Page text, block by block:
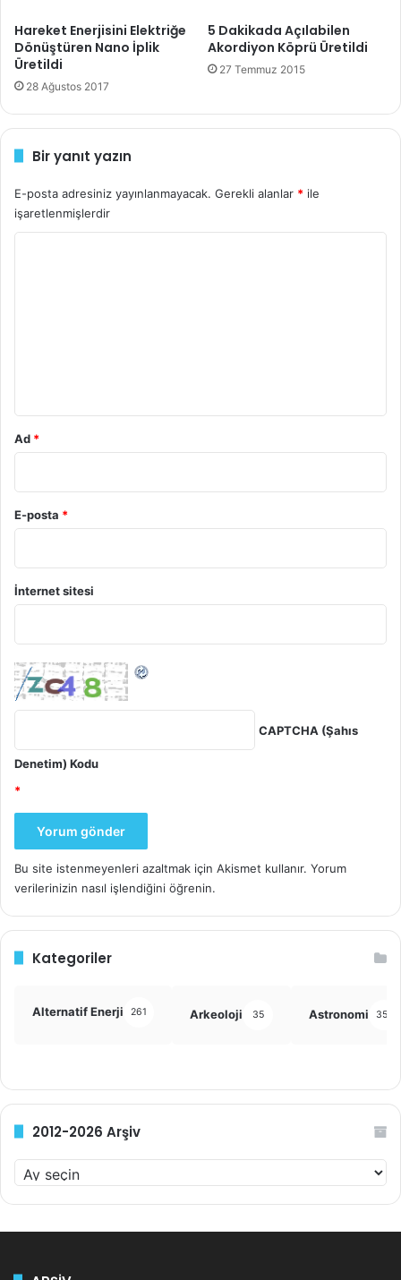
i
g
i
r
n
i
z
Hareket Enerjisini Elektriğe
Dönüştüren Nano İplik
Üretildi
28 Ağustos 2017
5 Dakikada Açılabilen
Akordiyon Köprü Üretildi
27 Temmuz 2015
Bir yanıt yazın
E-posta adresiniz yayınlanmayacak. Gerekli alanlar * ile
işaretlenmişlerdir
Ad *
E-posta *
İnternet sitesi
CAPTCHA (Şahıs
Denetim) Kodu
*
Bu site istenmeyenleri azaltmak için Akismet kullanır. Yorum
verilerinizin nasıl işlendiğini öğrenin.
Kategoriler
Alternatif Enerji 261 Arkeoloji 35 Astronomi 355
2012-2026 Arşiv
0
1